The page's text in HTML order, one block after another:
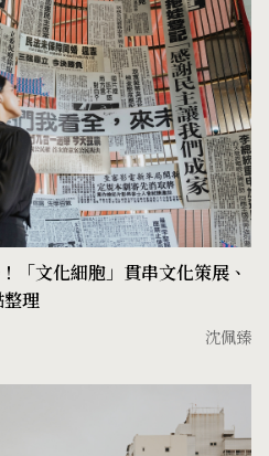
「文化細胞」貫串文化策展、
理
沈佩臻